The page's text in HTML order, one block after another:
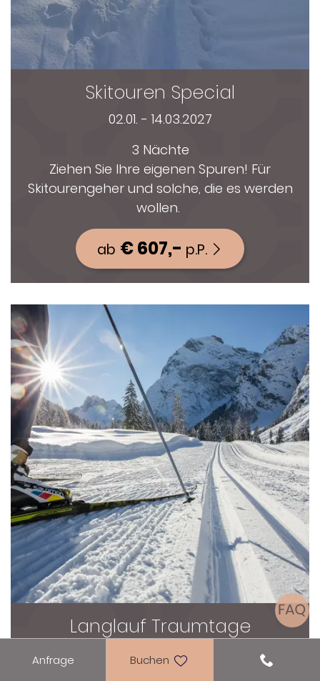
Skitouren Special
02.01. - 14.03.2027
3 Nächte
Ziehen Sie Ihre eigenen Spuren! Für
Skitourengeher und solche, die es werden
wollen.
ab € 607,- p.P.
Langlauf Traumtage
02.01. - 14.03.2027
Anfrage Buchen